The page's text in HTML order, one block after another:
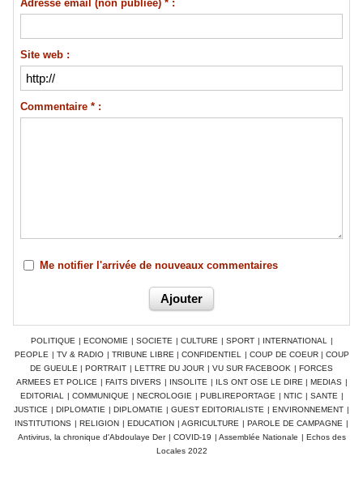
Adresse email (non publiée) * :
Site web :
Commentaire * :
Me notifier l'arrivée de nouveaux commentaires
POLITIQUE | ECONOMIE | SOCIETE | CULTURE | SPORT | INTERNATIONAL |
PEOPLE | TV & RADIO | TRIBUNE LIBRE | CONFIDENTIEL | COUP DE COEUR | COUP
DE GUEULE | PORTRAIT | LETTRE DU JOUR | VU SUR FACEBOOK | FORCES
ARMEES ET POLICE | FAITS DIVERS | INSOLITE | ILS ONT OSE LE DIRE | MEDIAS |
EDITORIAL | COMMUNIQUE | NECROLOGIE | PUBLIREPORTAGE | NTIC | SANTE |
JUSTICE | DIPLOMATIE | DIPLOMATIE | GUEST EDITORIALISTE | ENVIRONNEMENT |
INSTITUTIONS | RELIGION | EDUCATION | AGRICULTURE | PAROLE DE CAMPAGNE |
Antivirus, la chronique d'Abdoulaye Der | COVID-19 | Assemblée Nationale | Echos des
Locales 2022